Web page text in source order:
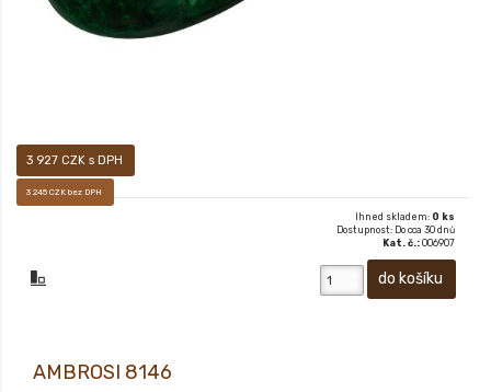
3 927 CZK s DPH
3 245 CZK bez DPH
Ihned skladem: 0 ks
Dostupnost: Do cca 30 dnů
Kat. č.: 006907
AMBROSI 8146